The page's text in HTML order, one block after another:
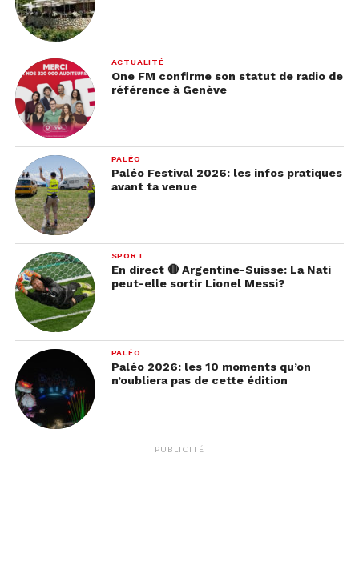
ACTUALITÉ
One FM confirme son statut de radio de
référence à Genève
PALÉO
Paléo Festival 2026: les infos pratiques
avant ta venue
SPORT
En direct 🔴 Argentine-Suisse: La Nati
peut-elle sortir Lionel Messi?
PALÉO
Paléo 2026: les 10 moments qu’on
n’oubliera pas de cette édition
PUBLICITÉ